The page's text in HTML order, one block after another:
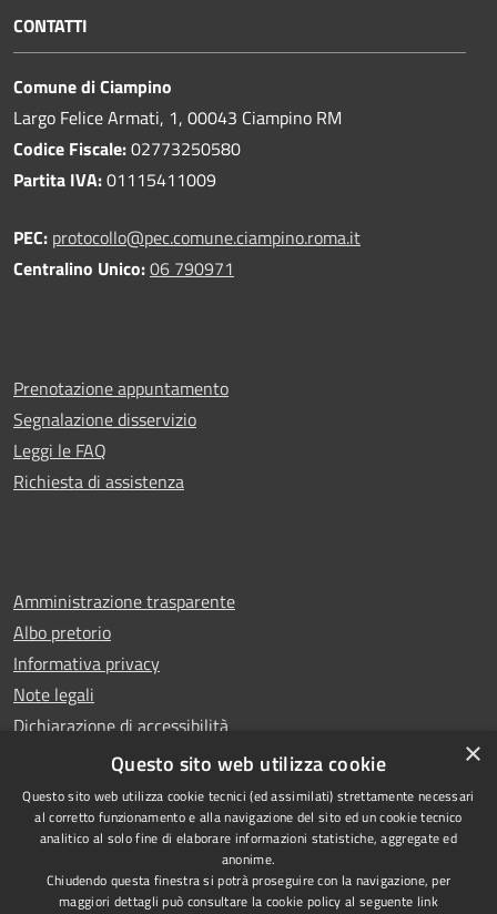
CONTATTI
Comune di Ciampino
Largo Felice Armati, 1, 00043 Ciampino RM
Codice Fiscale:02773250580
Partita IVA:01115411009
PEC: protocollo@pec.comune.ciampino.roma.it
Centralino Unico:06 790971
Prenotazione appuntamento
Segnalazione disservizio
Leggi le FAQ
Richiesta di assistenza
Amministrazione trasparente
Albo pretorio
Informativa privacy
Note legali
Dichiarazione di accessibilità
Whistleblowing
Accessibilità
di Ciampino
×
Questo sito web utilizza cookie
Questo sito web utilizza cookie tecnici (ed assimilati) strettamente necessari
al corretto funzionamento e alla navigazione del sito ed un cookie tecnico
analitico al solo fine di elaborare informazioni statistiche, aggregate ed
anonime.
Chiudendo questa finestra si potrà proseguire con la navigazione, per
maggiori dettagli può consultare la cookie policy al seguente link